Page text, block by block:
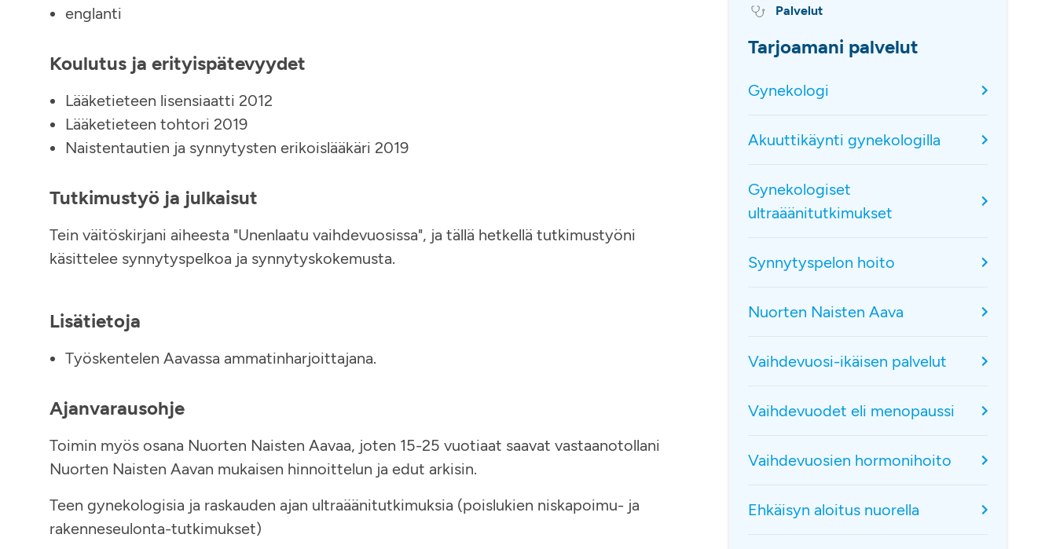
englanti
Koulutus ja erityispätevyydet
Lääketieteen lisensiaatti 2012
Lääketieteen tohtori 2019
Naistentautien ja synnytysten erikoislääkäri 2019
Tutkimustyö ja julkaisut
Tein väitöskirjani aiheesta "Unenlaatu vaihdevuosissa", ja tällä hetkellä tutkimustyöni
käsittelee synnytyspelkoa ja synnytyskokemusta.
Lisätietoja
Työskentelen Aavassa ammatinharjoittajana.
Ajanvarausohje
Toimin myös osana Nuorten Naisten Aavaa, joten 15-25 vuotiaat saavat vastaanotollani
Nuorten Naisten Aavan mukaisen hinnoittelun ja edut arkisin.
Teen gynekologisia ja raskauden ajan ultraäänitutkimuksia (poislukien niskapoimu- ja
rakenneseulonta-tutkimukset)
Palvelut
Tarjoamani palvelut
Gynekologi
Akuuttikäynti gynekologilla
Gynekologiset
ultraäänitutkimukset
Synnytyspelon hoito
Nuorten Naisten Aava
Vaihdevuosi-ikäisen palvelut
Vaihdevuodet eli menopaussi
Vaihdevuosien hormonihoito
Ehkäisyn aloitus nuorella